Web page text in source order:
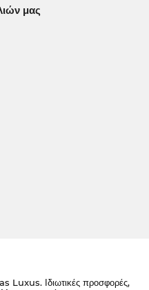
μας
Ιδιωτικές προσφορές,